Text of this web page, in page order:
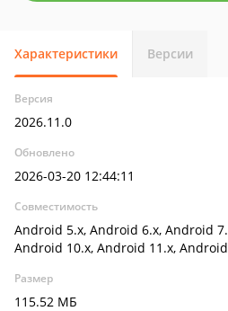
Характеристики Версии
Версия
2026.11.0
Обновлено
2026-03-20 12:44:11
Совместимость
Android 5.x, Android 6.x, Android
Android 10.x, Android 11.x,
Размер
115.52 МБ